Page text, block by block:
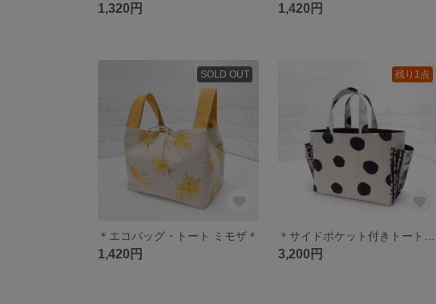
1,320円 1,420円
SOLD OUT
＊エコバッグ・トート ミモザ＊
1,420円
残り1点
3,200円